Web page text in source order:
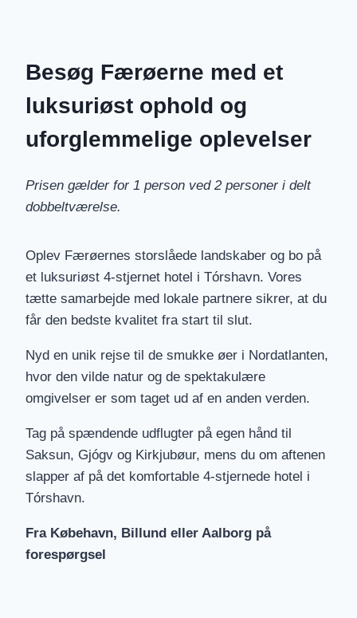
Besøg Færøerne med et
luksuriøst ophold og
uforglemmelige oplevelser
Prisen gælder for 1 person ved 2 personer i delt
dobbeltværelse.
Oplev Færøernes storslåede landskaber og bo på
et luksuriøst 4-stjernet hotel i Tórshavn. Vores
tætte samarbejde med lokale partnere sikrer, at du
får den bedste kvalitet fra start til slut.
Nyd en unik rejse til de smukke øer i Nordatlanten,
hvor den vilde natur og de spektakulære
omgivelser er som taget ud af en anden verden.
Tag på spændende udflugter på egen hånd til
Saksun, Gjógv og Kirkjubøur, mens du om aftenen
slapper af på det komfortable 4-stjernede hotel i
Tórshavn.
Fra Købehavn, Billund eller Aalborg på
forespørgsel